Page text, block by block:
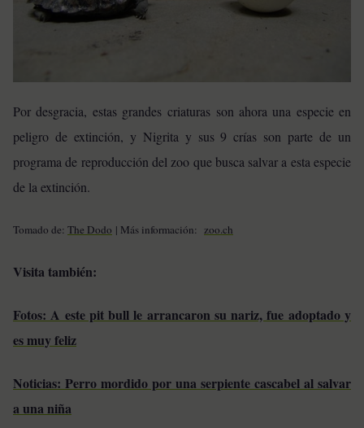
Por desgracia, estas grandes criaturas son ahora una especie en
peligro de extinción, y Nigrita y sus 9 crías son parte de un
programa de reproducción del zoo que busca salvar a esta especie
de la extinción.
Tomado de: The Dodo | Más información: zoo.ch
Visita también:
Fotos: A este pit bull le arrancaron su nariz, fue adoptado y
es muy feliz
Noticias: Perro mordido por una serpiente cascabel al salvar
a una niña